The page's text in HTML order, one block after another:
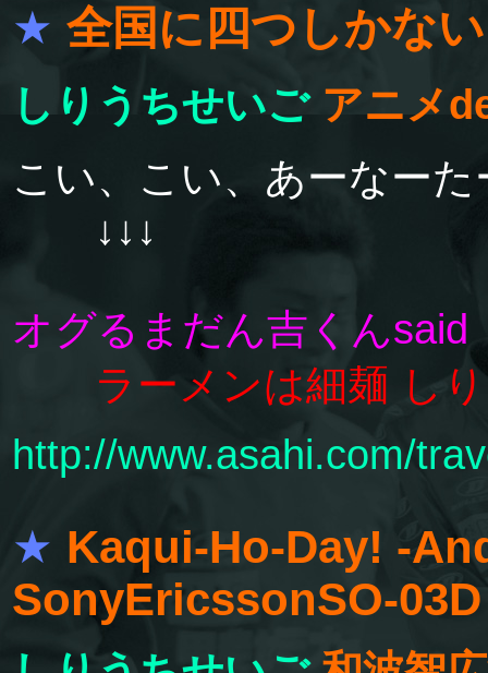
★ 全国に四つしかな
しりうちせいご アニメ
こい、こい、あーなー
↓↓↓
オグるまだん吉くんsaid
ラーメンは細麺 し
http://www.asahi.com/
★ Kaqui-Ho-Day! -
SonyEricssonSO-